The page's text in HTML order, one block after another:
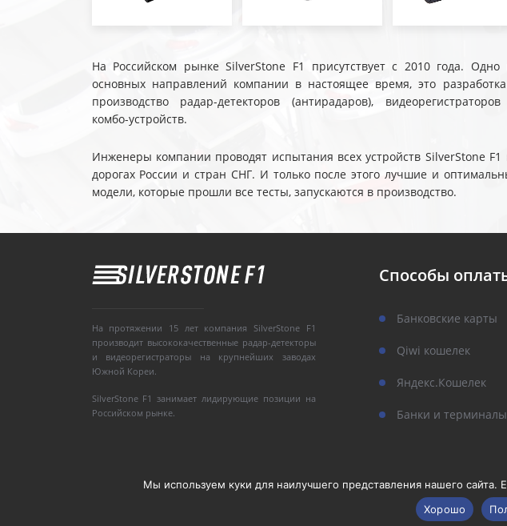
На Российском рынке SilverStone F1 присутствует с 2010 года. Одно
основных направлений компании в настоящее время, это
производство радар-детекторов (антирадаров),
комбо-устройств.
Инженеры компании проводят испытания всех устройств SilverStone F1
дорогах России и стран СНГ. И только после этого лучшие и
модели, которые прошли все тесты, запускаются в производство.
На протяжении 15 лет компания SilverStone F1
производит высококачественные радар-детекторы
и видеорегистраторы на крупнейших заводах
Южной Кореи.
SilverStone F1 занимает лидирующие позиции на
Российском рынке.
Способы
Банковские карты
Qiwi кошелек
Яндекс.Кошелек
Банки и терминалы
Copyright © 2008-2020, Silverstone F1. Все права защищены.
Мы используем куки для наилучшего представления нашего сайта.
Хорошо